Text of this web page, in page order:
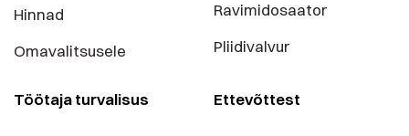
Hinnad
Omavalitsusele
Ravimidosaator
Pliidivalvur
Töötaja turvalisus Ettevõttest